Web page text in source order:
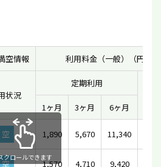
空情報 利用料金（一般）（円）
状況
定期利用
1ヶ月
3ヶ月 6ヶ月
空 1,890 5,670 11,340
空 1,570 4,710 9,420
クロールできます